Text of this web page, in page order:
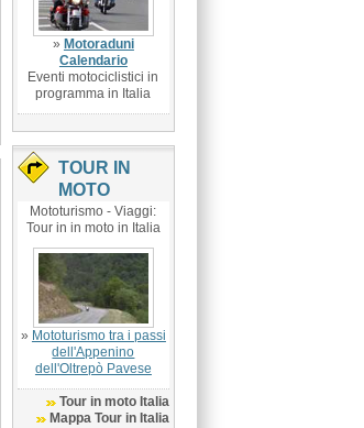
» Motoraduni
Calendario
Eventi motociclistici in
programma in Italia
TOUR IN
MOTO
Mototurismo - Viaggi:
Tour in in moto in Italia
» Mototurismo tra i passi
dell'Appenino
dell'Oltrepò Pavese
Tour in moto Italia
Mappa Tour in Italia